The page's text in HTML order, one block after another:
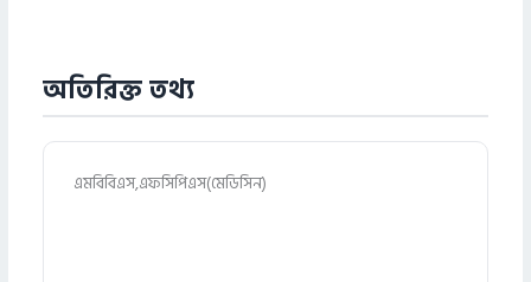
অতিরিক্ত তথ্য
এমবিবিএস,এফসিপিএস(মেডিসিন)